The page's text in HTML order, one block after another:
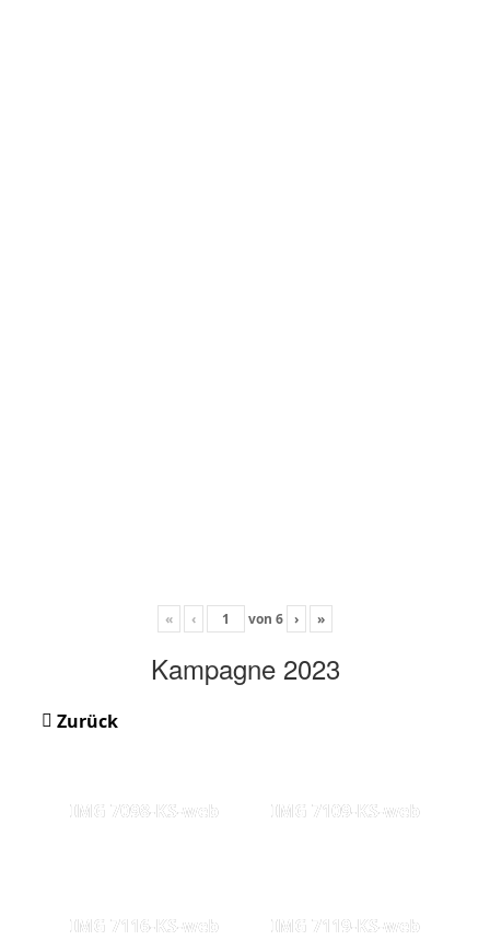
« ‹ von 6 › »
Kampagne 2023
Zurück
IMG 7098-KS-web IMG 7109-KS-web
IMG 7116-KS-web IMG 7119-KS-web